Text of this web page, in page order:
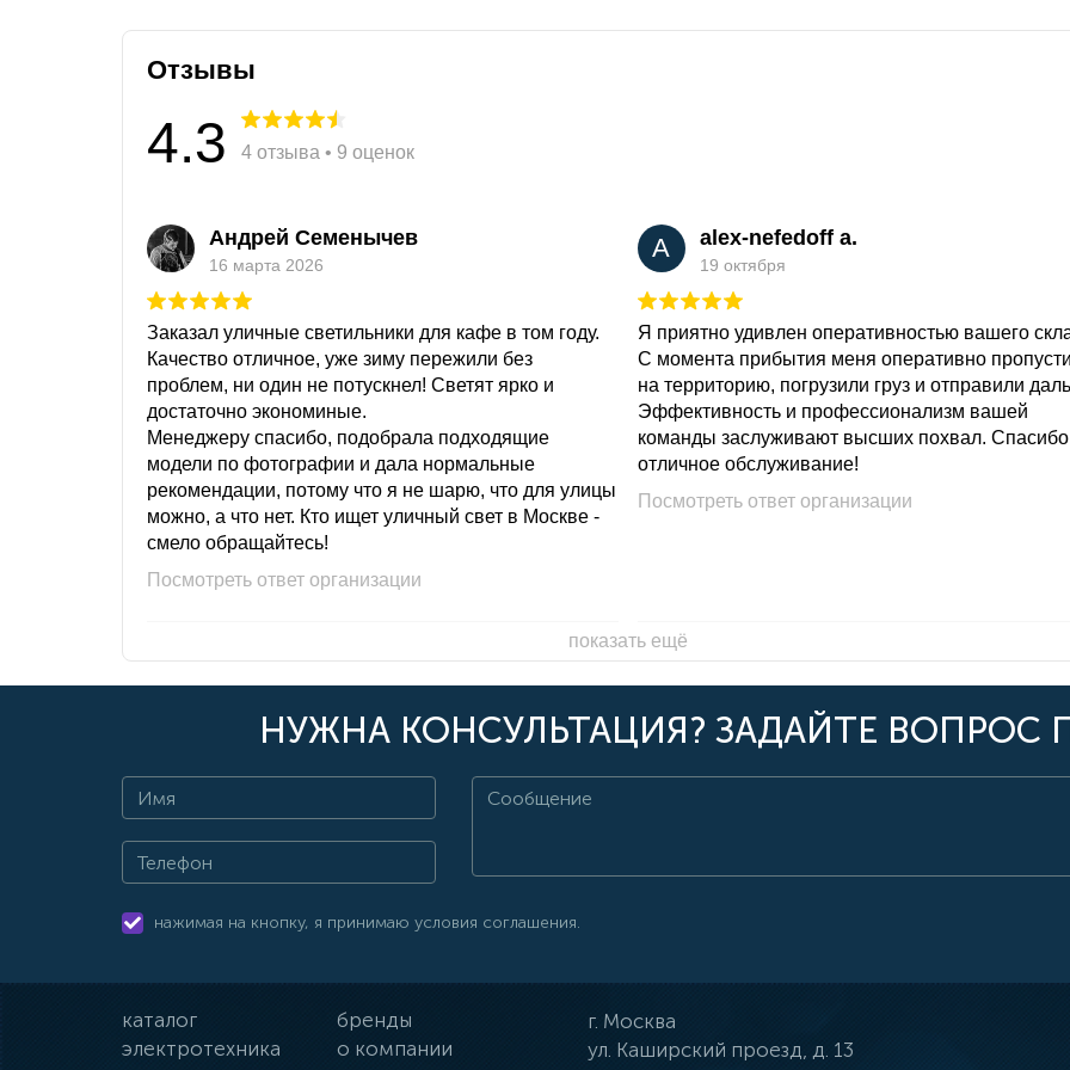
Отзывы
4.3 4 отзыва • 9 оценок
Андрей Семенычев
16 марта 2026
Заказал уличные светильники для кафе в том году.
Качество отличное, уже зиму пережили без
проблем, ни один не потускнел! Светят ярко и
достаточно экономиные.
Менеджеру спасибо, подобрала подходящие
модели по фотографии и дала нормальные
рекомендации, потому что я не шарю, что для улицы
можно, а что нет. Кто ищет уличный свет в Москве -
смело обращайтесь!
Посмотреть ответ организации
A alex-nefedoff a.
19 октября
Я приятно удивлен оперативностью вашего
С момента прибытия меня оперативно
на территорию, погрузили груз и отправили
Эффективность и профессионализм вашей
команды заслуживают высших похвал. Спасибо
отличное обслуживание!
Посмотреть ответ организации
показать ещё
НУЖНА КОНСУЛЬТАЦИЯ? ЗАДАЙТЕ ВОПРОС
нажимая на кнопку, я принимаю условия соглашения.
каталог
бренды
электротехника
о компании
г. Москва
ул. Каширский проезд, д. 13